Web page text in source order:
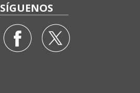
SÍGUENOS